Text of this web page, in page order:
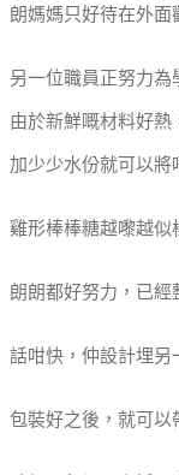
朗媽媽只好待在外面
另一位職員正努力
由於新鮮嘅材料好熱
加少少水份就可以將
雞形棒棒糖越嚟越似
朗朗都好努力，已經
話咁快，仲設計埋另
包裝好之後，就可以